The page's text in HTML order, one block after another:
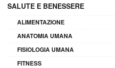
SALUTE E BENESSERE
ALIMENTAZIONE
ANATOMIA UMANA
FISIOLOGIA UMANA
FITNESS